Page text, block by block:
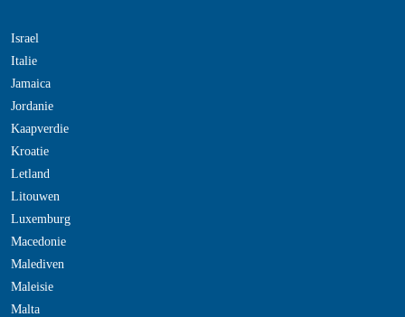
Israel
Italie
Jamaica
Jordanie
Kaapverdie
Kroatie
Letland
Litouwen
Luxemburg
Macedonie
Malediven
Maleisie
Malta